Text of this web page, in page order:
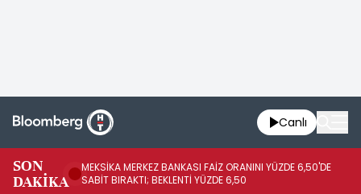
Canlı
SON
DAKİKA
MEKSİKA MERKEZ BANKASI FAİZ ORANINI YÜZDE 6,50'DE
SABİT BIRAKTI; BEKLENTİ YÜZDE 6,50